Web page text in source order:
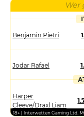
Wer
Benjamin Pietri
Jodar Rafael
Harper
Cleeve/Draxl Liam
18+ | Interwetten Gaming Ltd.